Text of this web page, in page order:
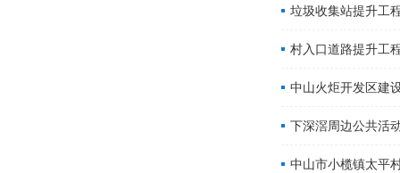
垃圾收集站提升工
村入口道路提升工
中山火炬开发区建
下深滘周边公共活
中山市小榄镇太平